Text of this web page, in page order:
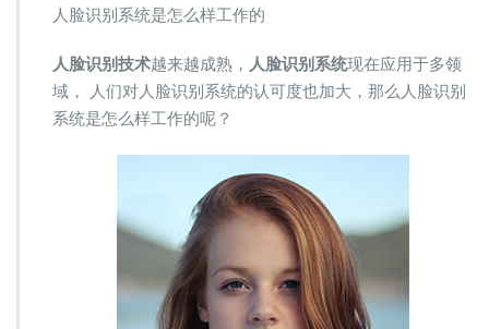
识
系
统
是
怎
工
作
的
人脸识别系统是怎么样工作的
人脸识别技术越来越成熟， 人脸识别系统现在应用于多领
域， 人们对人脸识别系统的认可度也加大，那么人脸识别
系统是怎么样工作的呢？